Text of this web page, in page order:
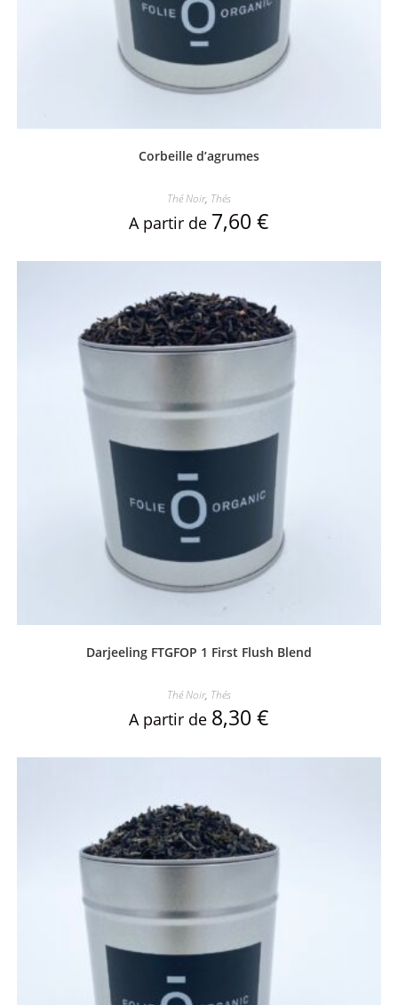
Corbeille d’agrumes
Thé Noir, Thés
A partir de 7,60 €
Darjeeling FTGFOP 1 First Flush Blend
Thé Noir, Thés
A partir de 8,30 €